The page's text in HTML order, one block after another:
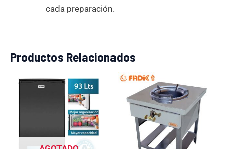
cada preparación.
Productos Relacionados
El
precio
original
era:
S/999.00.
El
precio
actual
S/679.00.
precio
original
era:
S/499.00.
precio
actual
es:
S/